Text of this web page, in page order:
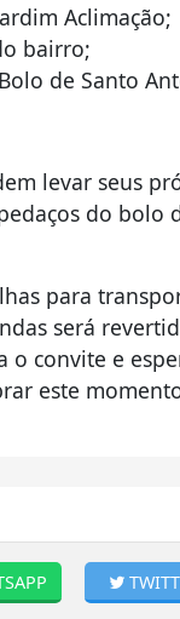
Aclimação;
bairro;
de Santo
levar seus
do bolo
para
será
convite e
este